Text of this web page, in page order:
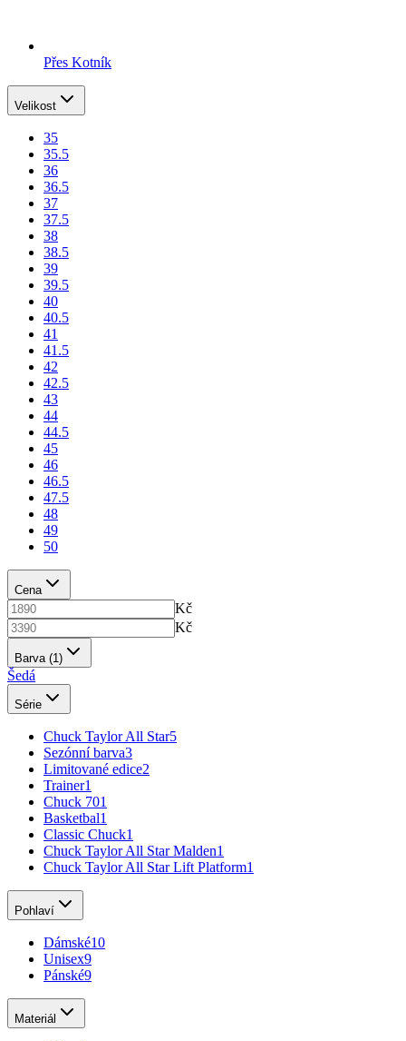
Přes Kotník
Velikost
35
35.5
36
36.5
37
37.5
38
38.5
39
39.5
40
40.5
41
41.5
42
42.5
43
44
44.5
45
46
46.5
47.5
48
49
50
Cena
Kč
Kč
Barva (1)
Šedá
Série
Chuck Taylor All Star5
Sezónní barva3
Limitované edice2
Trainer1
Chuck 701
Basketbal1
Classic Chuck1
Chuck Taylor All Star Malden1
Chuck Taylor All Star Lift Platform1
Pohlaví
Dámské10
Unisex9
Pánské9
Materiál